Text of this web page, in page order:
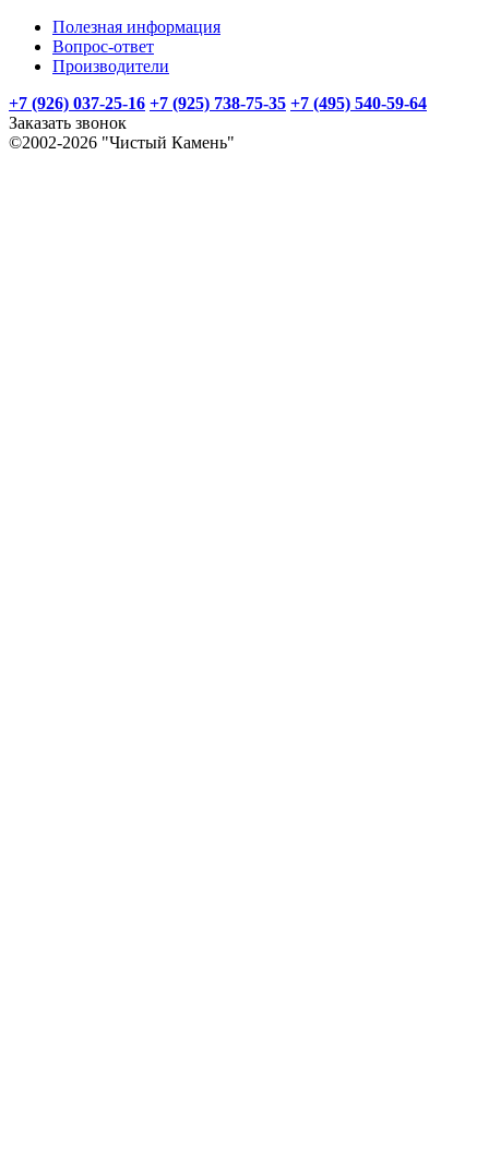
Полезная информация
Вопрос-ответ
Производители
+7 (926) 037-25-16 +7 (925) 738-75-35 +7 (495) 540-59-64
Заказать звонок
©2002-2026 "Чистый Камень"